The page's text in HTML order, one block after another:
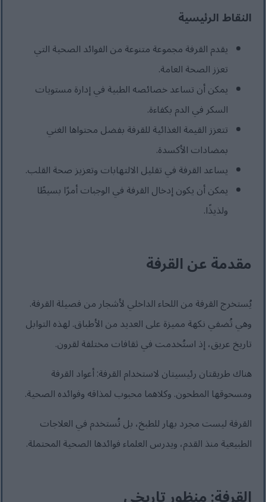
النقاط الرئيسية
يقدم القرفة مجموعة متنوعة من الفوائد الصحية التي
تعزز الصحة العامة.
يمكن أن تساعد خصائصه الطبية في إدارة مستويات
السكر في الدم بكفاءة.
تتعزز القيمة الغذائية للقرفة بفضل محتواها الغني
بمضادات الأكسدة.
يساعد القرفة في تقليل الالتهابات وتعزيز صحة القلب.
يمكن أن يكون إدخال القرفة في الوجبات أمرًا بسيطًا
ولذيذًا.
مقدمة عن القرفة
يُستخرج القرفة من اللحاء الداخلي لأشجار من فصيلة القرفة.
وهي تُضفي نكهة مميزة على العديد من الأطباق. لهذه التوابل
تاريخ عريق، إذ استُخدمت في ثقافات مختلفة لقرون.
هناك طريقتان رئيسيتان لاستخدام القرفة: أعواد القرفة
ومسحوقها المطحون. وكلاهما محبوب لمذاقه وفوائده الصحية.
القرفة ليست مجرد بهار للطبخ، بل تُستخدم في العلاجات
الطبيعية منذ القدم، ويدرس العلماء فوائدها الصحية المحتملة.